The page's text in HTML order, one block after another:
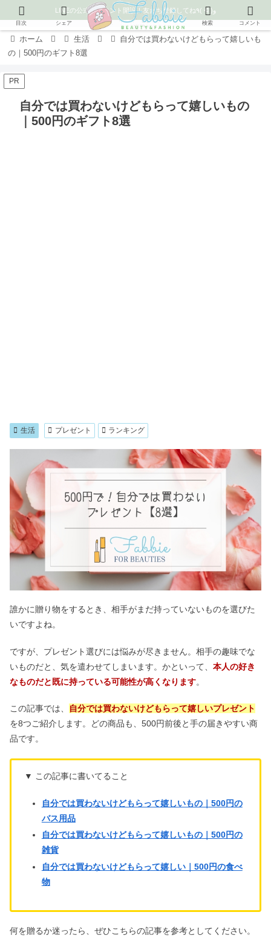
LINEの公式アカウント開設！友だち登録してね٩( ᐛ )و
ホーム 生活
自分では買わないけどもらって嬉しいも
の｜500円のギフト8選
PR
自分では買わないけどもらって嬉しいもの
｜500円のギフト8選
生活 プレゼント ランキング
誰かに贈り物をするとき、相手がまだ持っていないものを選びた
いですよね。
ですが、プレゼント選びには悩みが尽きません。相手の趣味でな
いものだと、気を遣わせてしまいます。かといって、 本人の好き
なものだと既に持っている可能性が高くなります。
この記事では、
自分では買わないけどもらって嬉しいプレゼント
を8つご紹介します。どの商品も、500円前後と手の届きやすい商
品です。
▼ この記事に書いてること
自分では買わないけどもらって嬉しいもの｜500円の
バス用品
自分では買わないけどもらって嬉しいもの｜500円の
雑貨
自分では買わないけどもらって嬉しい｜500円の食べ
物
何を贈るか迷ったら、ぜひこちらの記事を参考としてください。
目次 シェア 検索 コメント